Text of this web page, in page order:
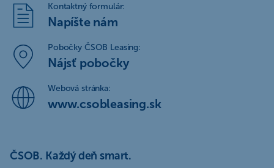
Kontaktný formulár:
Napíšte nám
Pobočky ČSOB Leasing:
Nájsť pobočky
Webová stránka:
www.csobleasing.sk
ČSOB. Každý deň smart.